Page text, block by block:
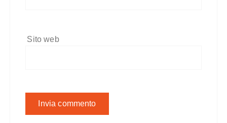
Sito web